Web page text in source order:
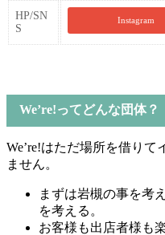
HP/SN
S
Instagram
We’re!ってどんな団体？
We’re!はただ場所を借り
ません。
まずは岩槻の事を考
を考える。
お客様も出店者様も